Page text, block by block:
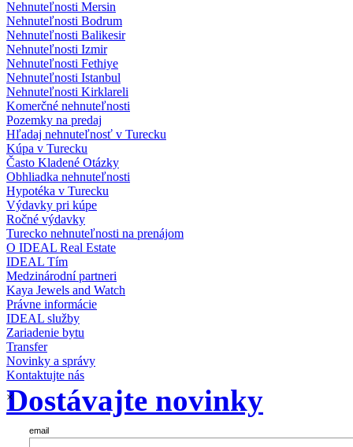
×
Nehnuteľnosti Mersin
Nehnuteľnosti Bodrum
Nehnuteľnosti Balikesir
Nehnuteľnosti Izmir
Nehnuteľnosti Fethiye
Nehnuteľnosti Istanbul
Nehnuteľnosti Kirklareli
Komerčné nehnuteľnosti
Pozemky na predaj
Hľadaj nehnuteľnosť v Turecku
Kúpa v Turecku
Často Kladené Otázky
Obhliadka nehnuteľnosti
Hypotéka v Turecku
Výdavky pri kúpe
Ročné výdavky
Turecko nehnuteľnosti na prenájom
O IDEAL Real Estate
IDEAL Tím
Medzinárodní partneri
Kaya Jewels and Watch
Právne informácie
IDEAL služby
Zariadenie bytu
Transfer
Novinky a správy
Kontaktujte nás
Dostávajte novinky
email